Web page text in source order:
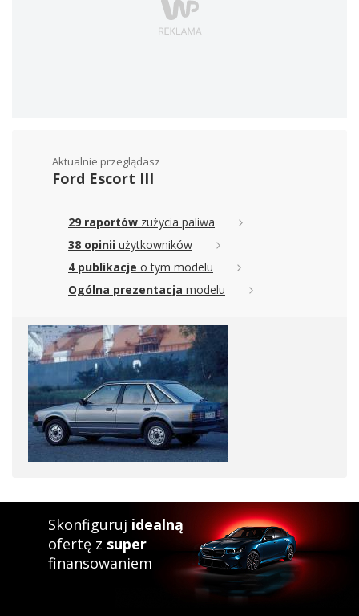
Aktualnie przeglądasz
Ford Escort III
29 raportów zużycia paliwa
38 opinii użytkowników
4 publikacje o tym modelu
Ogólna prezentacja modelu
Skonfiguruj idealną
ofertę z super
finansowaniem